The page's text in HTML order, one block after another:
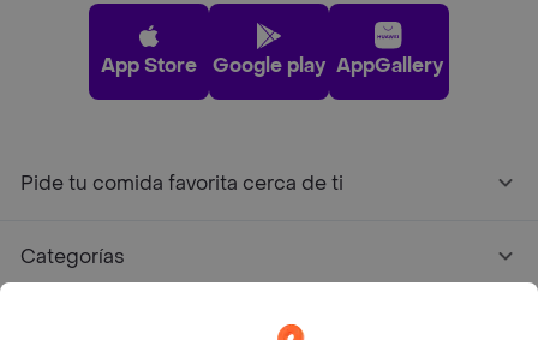
App Store Google play AppGallery
Pide tu comida favorita cerca de ti
Categorías